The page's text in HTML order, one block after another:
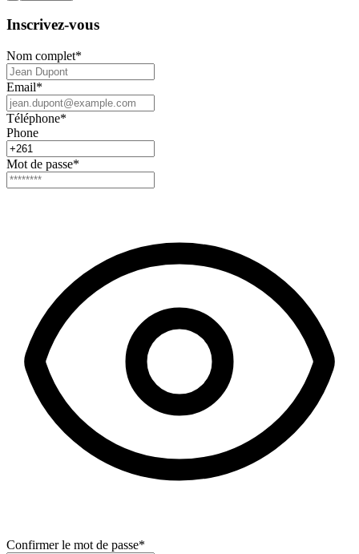
Inscrivez-vous
Nom complet*
Email*
Téléphone*
Phone
Mot de passe*
Confirmer le mot de passe*